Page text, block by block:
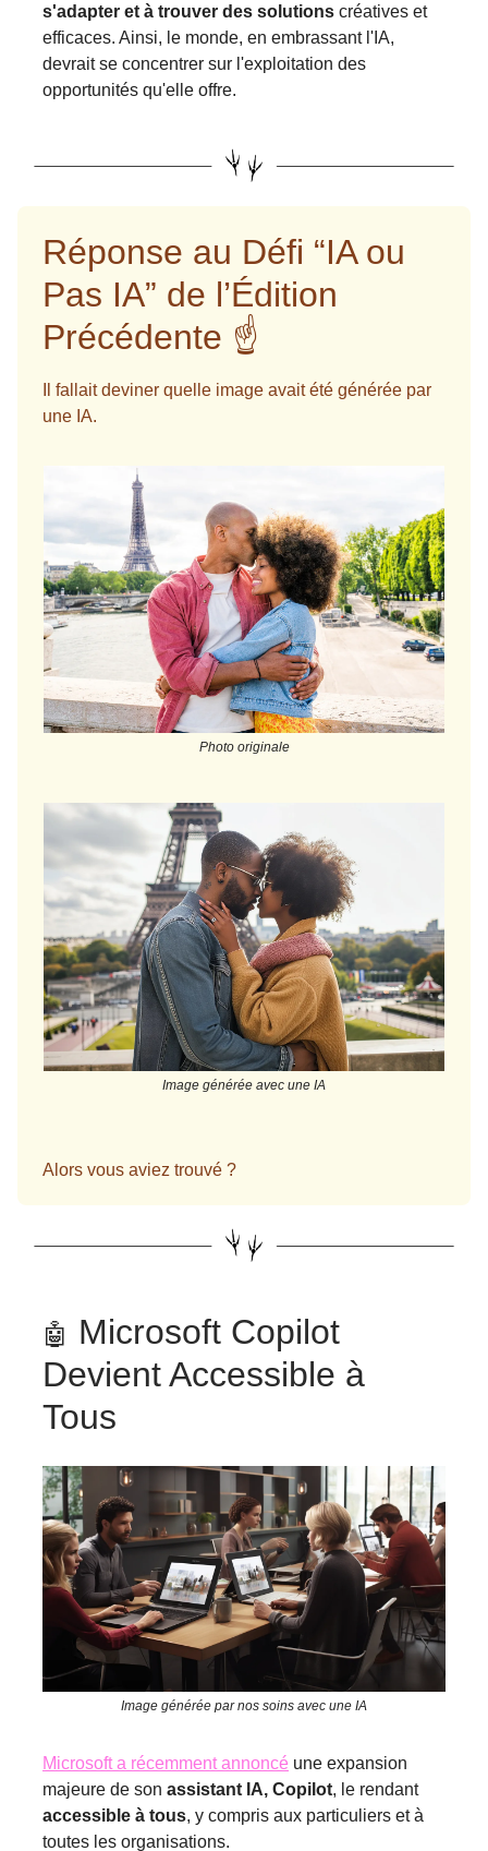
s'adapter et à trouver des solutions créatives et
efficaces. Ainsi, le monde, en embrassant l'IA,
devrait se concentrer sur l'exploitation des
opportunités qu'elle offre.
Réponse au Défi “IA ou
Pas IA” de l’Édition
Précédente ☝️
Il fallait deviner quelle image avait été générée par
une IA.
Photo originale
Image générée avec une IA
Alors vous aviez trouvé ?
🤖 Microsoft Copilot
Devient Accessible à
Tous
Image générée par nos soins avec une IA
Microsoft a récemment annoncé une expansion
majeure de son assistant IA, Copilot, le rendant
accessible à tous, y compris aux particuliers et à
toutes les organisations.